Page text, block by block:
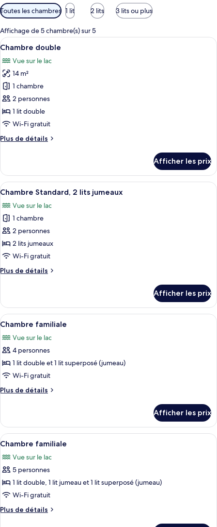
Filtres
disponibles
pour
les
chambres
Toutes les chambres 1 lit 2 lits 3 lits ou plus
Affichage de 5 chambre(s) sur 5
Afficher
toutes
les
photos
pour
ce
type
de
chambre :
Chambre
Un lit bien fait, avec une couverture
11
Chambre double
Vue sur le lac
14 m²
1 chambre
2 personnes
1 lit double
Wi-Fi gratuit
Plus de détails
Plus
Chambre
double
Afficher les prix
Afficher
toutes
les
photos
pour
ce
type
chambre :
2
lits
Un lit double avec une couvre-lit à
10
Chambre Standard, 2 lits jumeaux
Vue sur le lac
1 chambre
2 personnes
2 lits jumeaux
Wi-Fi gratuit
Plus de détails
Plus
Chambre
Standard,
2
jumeaux
Afficher les prix
Afficher
toutes
les
photos
pour
ce
type
de
Chambre
familiale
Un lit superposé avec une
10
Chambre familiale
Vue sur le lac
4 personnes
1 lit double et 1 lit superposé (jumeau)
Wi-Fi gratuit
Plus de détails
Plus
Chambre
familiale
Afficher les prix
Afficher
toutes
les
photos
pour
ce
type
de
Une chambre d’hôtel avec un lit,
9
Chambre familiale
Vue sur le lac
5 personnes
1 lit double, 1 lit jumeau et 1 lit superposé (jumeau)
Wi-Fi gratuit
Plus de détails
Plus